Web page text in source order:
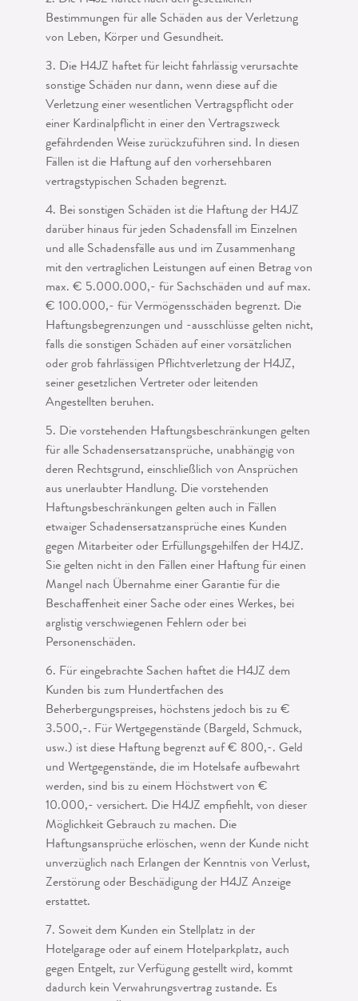
Bestimmungen für alle Schäden aus der Verletzung
von Leben, Körper und Gesundheit.
3. Die H4JZ haftet für leicht fahrlässig verursachte
sonstige Schäden nur dann, wenn diese auf die
Verletzung einer wesentlichen Vertragspflicht oder
einer Kar­dinalpflicht in einer den Vertragszweck
gefährdenden Weise zurückzuführen sind. In diesen
Fällen ist die Haftung auf den vorhersehbaren
vertragstypischen Schaden begrenzt.
4. Bei sonstigen Schäden ist die Haftung der H4JZ
darüber hinaus für jeden Scha­densfall im Einzelnen
und alle Schadensfälle aus und im Zusammenhang
mit den ver­traglichen Leistungen auf einen Betrag von
max. € 5.000.000,- für Sachschäden und auf max.
€ 100.000,- für Vermögensschäden begrenzt. Die
Haftungsbegren­zungen und -ausschlüsse gelten nicht,
falls die sonstigen Schäden auf einer vorsätzli­chen
oder grob fahrlässigen Pflichtverletzung der H4JZ,
seiner gesetzlichen Vertre­ter oder leitenden
Angestellten beruhen.
5. Die vorstehenden Haftungsbeschränkungen gelten
für alle Schadensersatzan­sprüche, unabhängig von
deren Rechtsgrund, einschließlich von Ansprüchen
aus unerlaubter Handlung. Die vorstehenden
Haftungsbeschränkungen gelten auch in Fällen
etwaiger Schadensersatzansprüche eines Kunden
gegen Mitarbeiter oder Er­füllungsgehilfen der H4JZ.
Sie gelten nicht in den Fällen einer Haftung für einen
Mangel nach Übernahme einer Garantie für die
Beschaffenheit einer Sache oder eines Werkes, bei
arglistig verschwiegenen Fehlern oder bei
Personenschäden.
6. Für eingebrachte Sachen haftet die H4JZ dem
Kunden bis zum Hundertfachen des
Beherbergungspreises, höchstens jedoch bis zu €
3.500,-. Für Wertgegenstände (Bargeld, Schmuck,
usw.) ist diese Haftung begrenzt auf € 800,-. Geld
und Wert­gegenstände, die im Hotelsafe aufbewahrt
werden, sind bis zu einem Höchstwert von €
10.000,- versichert. Die H4JZ empfiehlt, von dieser
Möglichkeit Gebrauch zu machen. Die
Haftungsansprüche erlöschen, wenn der Kunde nicht
unverzüglich nach Erlangen der Kenntnis von Verlust,
Zerstörung oder Beschädigung der H4JZ Anzeige
erstattet.
7. Soweit dem Kunden ein Stellplatz in der
Hotelgarage oder auf einem Hotelpark­platz, auch
gegen Entgelt, zur Verfügung gestellt wird, kommt
dadurch kein Ver­wahrungsvertrag zustande. Es